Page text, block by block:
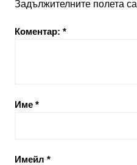
Задължителните полета
Коментар: *
Име *
Имейл *